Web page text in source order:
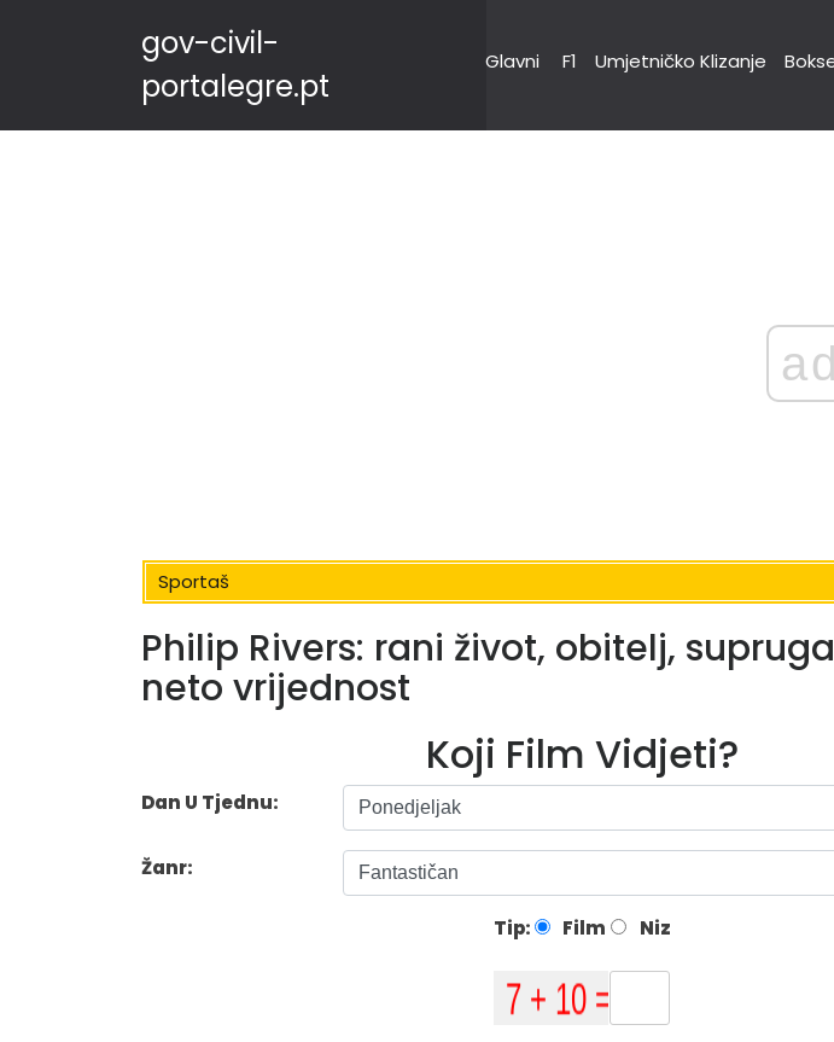
gov-civil-
portalegre.pt
Glavni F1 Umjetničko Klizanje
ad
Sportaš
Philip Rivers: rani život, obitelj,
neto vrijednost
Koji Film Vidjeti?
Dan U Tjednu:
Žanr:
Tip: Film Niz